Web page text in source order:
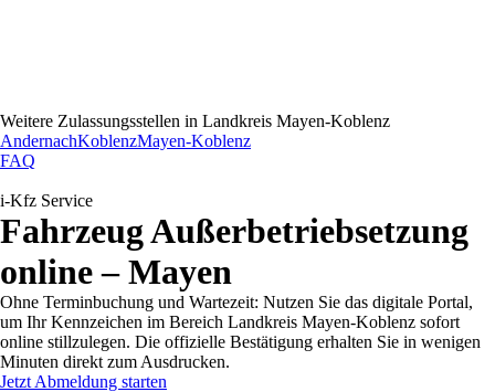
Weitere Zulassungsstellen in Landkreis Mayen-Koblenz
AndernachKoblenzMayen-Koblenz
FAQ
i-Kfz Service
Fahrzeug Außerbetriebsetzung
online – Mayen
Ohne Terminbuchung und Wartezeit: Nutzen Sie das digitale Portal,
um Ihr Kennzeichen im Bereich Landkreis Mayen-Koblenz sofort
online stillzulegen. Die offizielle Bestätigung erhalten Sie in wenigen
Minuten direkt zum Ausdrucken.
Jetzt Abmeldung starten